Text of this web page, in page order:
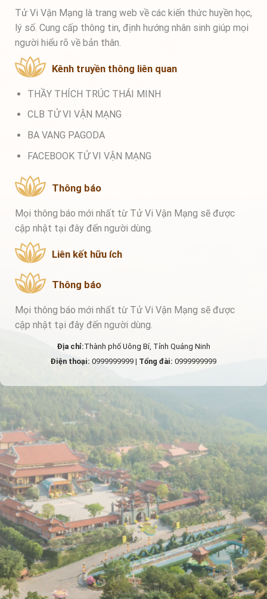
Tử Vi Vận Mạng là trang web về các kiến thức huyền học,
lý số. Cung cấp thông tin, định hướng nhân sinh giúp mọi
người hiểu rõ về bản thân.
Kênh truyền thông liên quan
THẦY THÍCH TRÚC THÁI MINH
CLB TỬ VI VẬN MẠNG
BA VANG PAGODA
FACEBOOK TỬ VI VẬN MẠNG
Thông báo
Mọi thông báo mới nhất từ Tử Vi Vận Mạng sẽ được
cập nhật tại đây đến người dùng.
Liên kết hữu ích
Thông báo
Mọi thông báo mới nhất từ Tử Vi Vận Mạng sẽ được
cập nhật tại đây đến người dùng.
Địa chỉ:Thành phố Uông Bí, Tỉnh Quảng Ninh
Điện thoại: 0999999999 | Tổng đài: 0999999999